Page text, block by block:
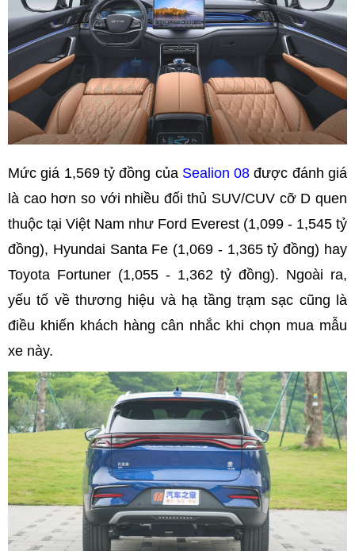
Mức giá 1,569 tỷ đồng của Sealion 08 được đánh giá
là cao hơn so với nhiều đối thủ SUV/CUV cỡ D quen
thuộc tại Việt Nam như Ford Everest (1,099 - 1,545 tỷ
đồng), Hyundai Santa Fe (1,069 - 1,365 tỷ đồng) hay
Toyota Fortuner (1,055 - 1,362 tỷ đồng). Ngoài ra,
yếu tố về thương hiệu và hạ tầng trạm sạc cũng là
điều khiến khách hàng cân nhắc khi chọn mua mẫu
xe này.